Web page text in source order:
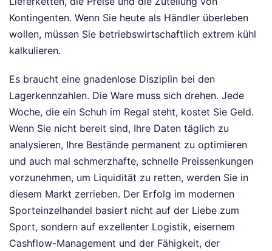
Kontingenten. Wenn Sie heute als Händler überleben
wollen, müssen Sie betriebswirtschaftlich extrem kühl
kalkulieren.
Es braucht eine gnadenlose Disziplin bei den
Lagerkennzahlen. Die Ware muss sich drehen. Jede
Woche, die ein Schuh im Regal steht, kostet Sie Geld.
Wenn Sie nicht bereit sind, Ihre Daten täglich zu
analysieren, Ihre Bestände permanent zu optimieren
und auch mal schmerzhafte, schnelle Preissenkungen
vorzunehmen, um Liquidität zu retten, werden Sie in
diesem Markt zerrieben. Der Erfolg im modernen
Sporteinzelhandel basiert nicht auf der Liebe zum
Sport, sondern auf exzellenter Logistik, eisernem
Cashflow-Management und der Fähigkeit, der